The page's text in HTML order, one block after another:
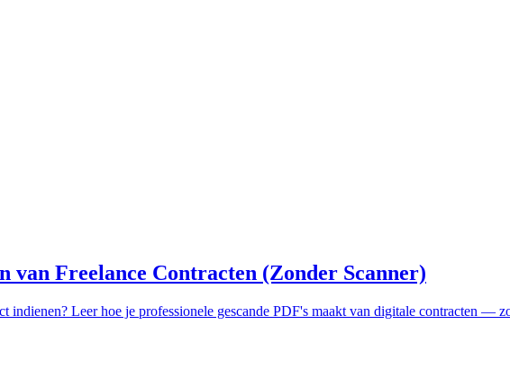
van Freelance Contracten (Zonder Scanner)
indienen? Leer hoe je professionele gescande PDF's maakt van digitale contracten —